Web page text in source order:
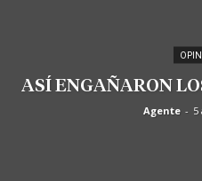
ASÍ ENGAÑARON
Agente - 5